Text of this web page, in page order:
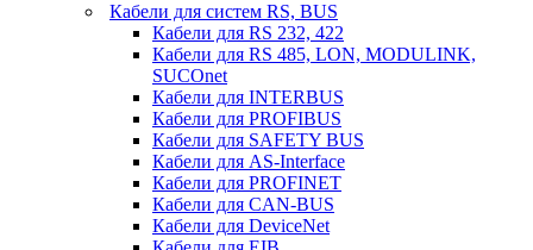
Кабели для систем RS, BUS
Кабели для RS 232, 422
Кабели для RS 485, LON, MODULINK,
SUCOnet
Кабели для INTERBUS
Кабели для PROFIBUS
Кабели для SAFETY BUS
Кабели для AS-Interface
Кабели для PROFINET
Кабели для CAN-BUS
Кабели для DeviceNet